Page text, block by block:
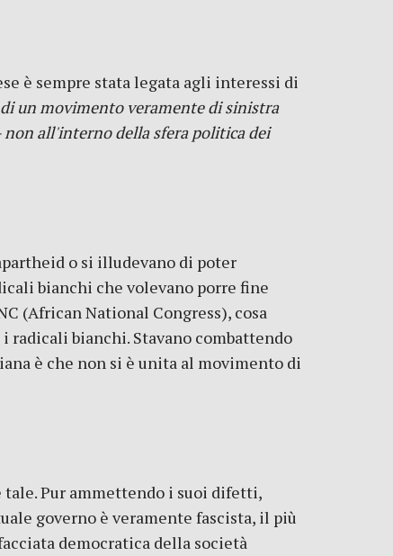
è sempre stata legata agli interessi di
di un movimento veramente di sinistra
all'interno della sfera politica dei
o si illudevano di poter
bianchi che volevano porre fine
(African National Congress), cosa
radicali bianchi. Stavano combattendo
è che non si è unita al movimento di
tale. Pur ammettendo i suoi difetti,
governo è veramente fascista, il più
democratica della società